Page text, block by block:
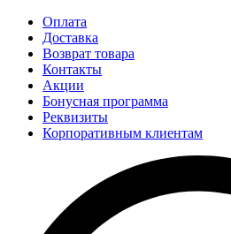
Оплата
Доставка
Возврат товара
Контакты
Акции
Бонусная программа
Реквизиты
Корпоративным клиентам